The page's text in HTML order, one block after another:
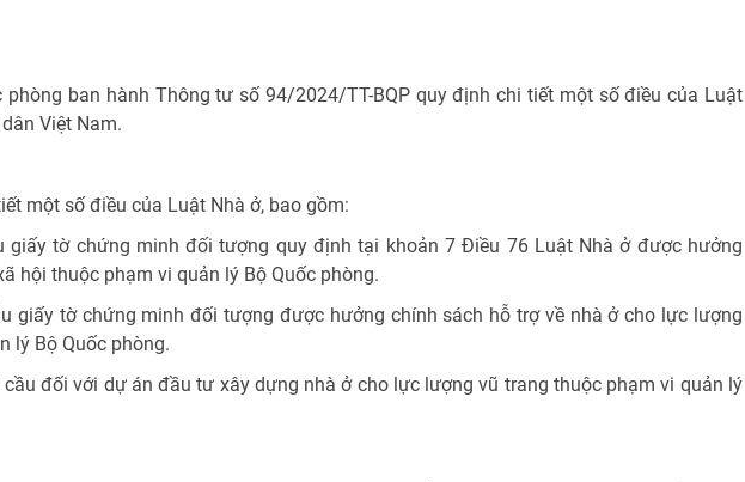
phòng ban hành Thông tư số 94/2024/TT-BQP quy định chi tiết một số điều của Luật
Việt Nam.
một số điều của Luật Nhà ở, bao gồm:
giấy tờ chứng minh đối tượng quy định tại khoản 7 Điều 76 Luật Nhà ở được hưởng
hội thuộc phạm vi quản lý Bộ Quốc phòng.
giấy tờ chứng minh đối tượng được hưởng chính sách hỗ trợ về nhà ở cho lực lượng
lý Bộ Quốc phòng.
cầu đối với dự án đầu tư xây dựng nhà ở cho lực lượng vũ trang thuộc phạm vi quản lý